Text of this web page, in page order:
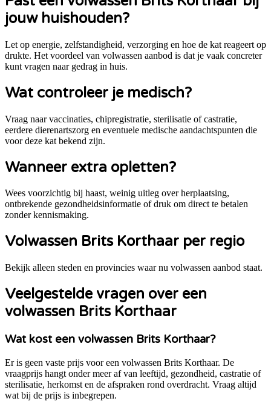
jouw huishouden?
Let op energie, zelfstandigheid, verzorging en hoe de kat reageert op
drukte. Het voordeel van volwassen aanbod is dat je vaak concreter
kunt vragen naar gedrag in huis.
Wat controleer je medisch?
Vraag naar vaccinaties, chipregistratie, sterilisatie of castratie,
eerdere dierenartszorg en eventuele medische aandachtspunten die
voor deze kat bekend zijn.
Wanneer extra opletten?
Wees voorzichtig bij haast, weinig uitleg over herplaatsing,
ontbrekende gezondheidsinformatie of druk om direct te betalen
zonder kennismaking.
Volwassen Brits Korthaar per regio
Bekijk alleen steden en provincies waar nu volwassen aanbod staat.
Veelgestelde vragen over een
volwassen Brits Korthaar
Wat kost een volwassen Brits Korthaar?
Er is geen vaste prijs voor een volwassen Brits Korthaar. De
vraagprijs hangt onder meer af van leeftijd, gezondheid, castratie of
sterilisatie, herkomst en de afspraken rond overdracht. Vraag altijd
wat bij de prijs is inbegrepen.